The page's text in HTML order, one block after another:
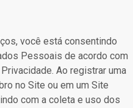
você está consentindo
Pessoais de acordo com
Ao registrar uma
no Site ou em um Site
com a coleta e uso dos